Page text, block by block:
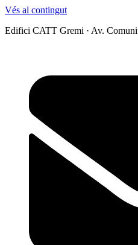
Vés al contingut
Edifici CATT Gremi · Av.